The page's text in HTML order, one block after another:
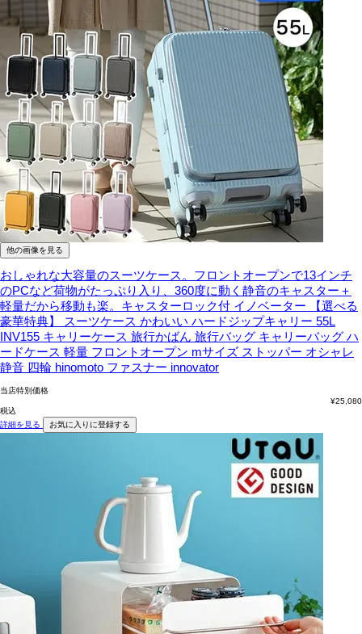
他の画像を見る
おしゃれな大容量のスーツケース。フロントオープンで13インチ
のPCなど荷物がたっぷり入り、360度に動く静音のキャスター＋
軽量だから移動も楽。キャスターロック付 イノベーター 【選べる
豪華特典】 スーツケース かわいい ハードジップキャリー 55L
INV155 キャリーケース 旅行かばん 旅行バッグ キャリーバッグ ハ
ードケース 軽量 フロントオープン mサイズ ストッパー オシャレ
静音 四輪 hinomoto ファスナー innovator
当店特別価格
¥25,080
税込
詳細を見る
お気に入りに登録する